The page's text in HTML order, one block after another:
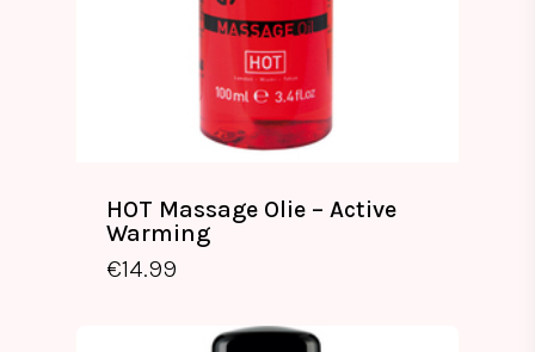
HOT Massage Olie – Active
Warming
€14.99